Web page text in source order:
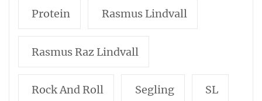
Protein Rasmus Lindvall
Rasmus Raz Lindvall
Rock And Roll Segling SL